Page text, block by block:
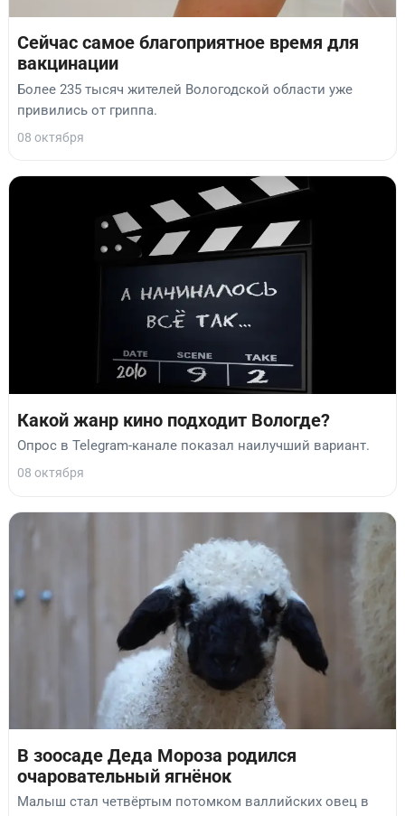
Сейчас самое благоприятное время для
вакцинации
Более 235 тысяч жителей Вологодской области уже
привились от гриппа.
08 октября
Какой жанр кино подходит Вологде?
Опрос в Telegram-канале показал наилучший вариант.
08 октября
В зоосаде Деда Мороза родился
очаровательный ягнёнок
Малыш стал четвёртым потомком валлийских овец в